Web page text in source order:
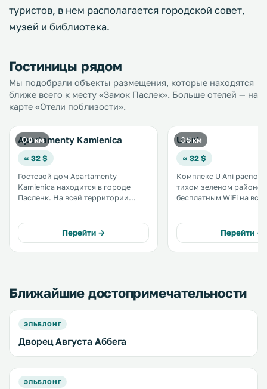
туристов, в нем располагается городской совет,
музей и библиотека.
Гостиницы рядом
Мы подобрали объекты размещения, которые находятся
ближе всего к месту «Замок Паслек». Больше отелей — на
карте «Отели поблизости».
0 км
Apartamenty Kamienica
≈ 32 $
Гостевой дом Apartamenty
Kamienica находится в городе
Пасленк. На всей территории
телевизором с плоским экраном.
В распоряжении гостей терраса
или патио. .
Перейти →
5 км
U Ani
≈ 32 $
Комплекс U Ani
тихом зеленом районе
бесплатным WiFi на всей
велосипедах,
комплексе бесплатно. .
Перейти →
Ближайшие достопримечательности
ЭЛЬБЛОНГ
Дворец Августа Аббега
ЭЛЬБЛОНГ